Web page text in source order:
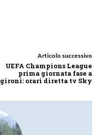
Articolo successivo
UEFA Champions League
prima giornata fase a
gironi: orari diretta tv Sky